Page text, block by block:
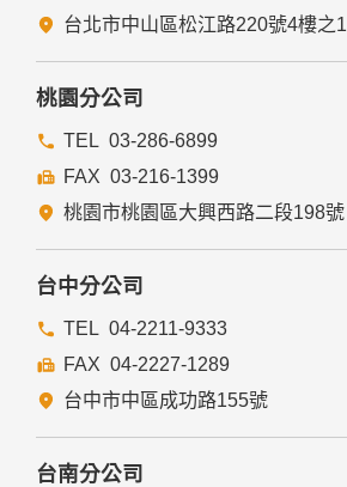
台北市中山區松江路220號4樓之1
桃園分公司
03-286-6899
03-216-1399
桃園市桃園區大興西路二段198號
台中分公司
04-2211-9333
04-2227-1289
台中市中區成功路155號
台南分公司